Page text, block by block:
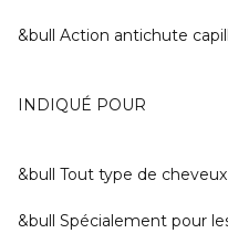
&bull Action antichute
INDIQUÉ POUR
&bull Tout type de cheveux
&bull Spécialement pour